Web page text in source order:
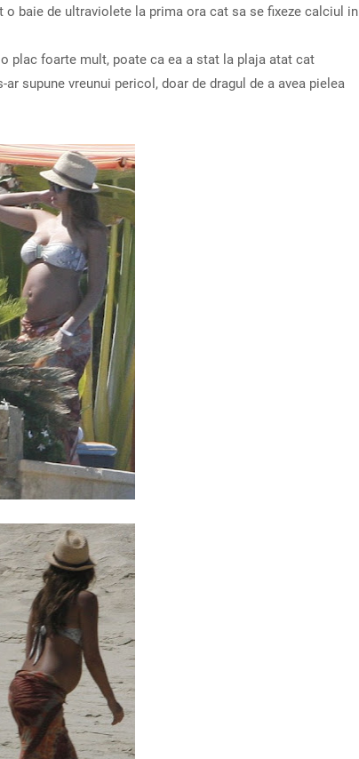
o baie de ultraviolete la prima ora cat sa se fixeze calciul in
plac foarte mult, poate ca ea a stat la plaja atat cat
supune vreunui pericol, doar de dragul de a avea pielea